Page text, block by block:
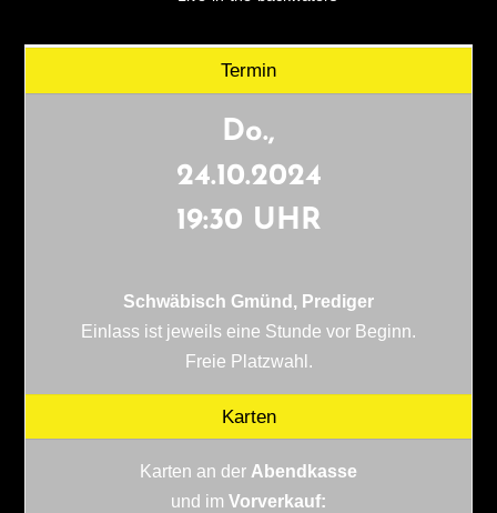
Termin
Do.,
24.10.2024
19:30 UHR
Schwäbisch Gmünd, Prediger
Einlass ist jeweils eine Stunde vor Beginn.
Freie Platzwahl.
Karten
Karten an der Abendkasse
und im Vorverkauf: